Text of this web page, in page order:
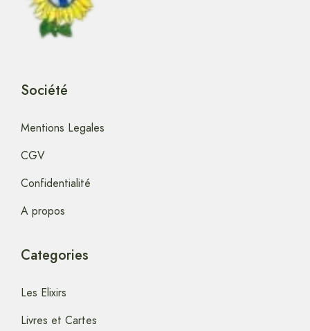
Société
Mentions Legales
CGV
Confidentialité
A propos
Categories
Les Elixirs
Livres et Cartes